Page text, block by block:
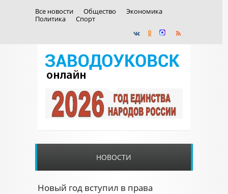
Все новости Общество
Экономика
Политика
Спорт
НОВОСТИ
Новый год вступил в права